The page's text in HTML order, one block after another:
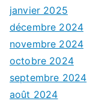
janvier 2025
décembre 2024
novembre 2024
octobre 2024
septembre 2024
août 2024